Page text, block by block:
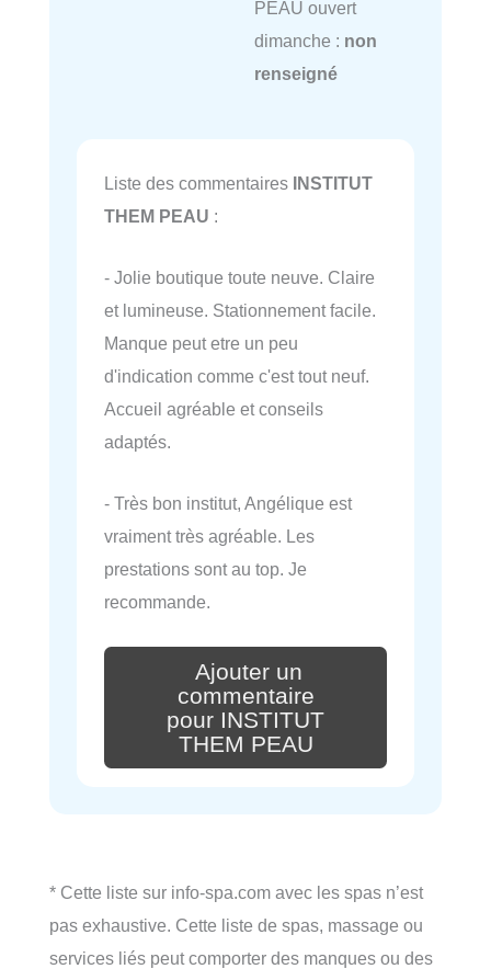
PEAU ouvert
dimanche : non
renseigné
Liste des commentaires INSTITUT
THEM PEAU :
- Jolie boutique toute neuve. Claire
et lumineuse. Stationnement facile.
Manque peut etre un peu
d'indication comme c'est tout neuf.
Accueil agréable et conseils
adaptés.
- Très bon institut, Angélique est
vraiment très agréable. Les
prestations sont au top. Je
recommande.
Ajouter un
commentaire
pour INSTITUT
THEM PEAU
* Cette liste sur info-spa.com avec les spas n’est
pas exhaustive. Cette liste de spas, massage ou
services liés peut comporter des manques ou des